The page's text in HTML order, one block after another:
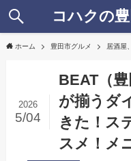
コハクの
ホーム 豊田市グルメ 居酒屋
BEAT（
が揃うダ
きた！ス
スメ！メ
2026
5/04